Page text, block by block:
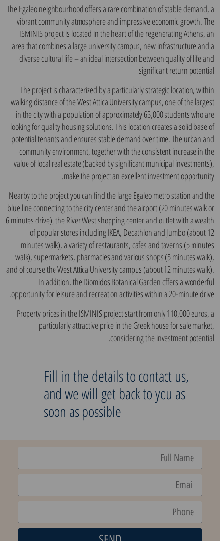
The Egaleo neighbourhood offers a rare combination of stable demand, a
vibrant community atmosphere and impressive economic growth. The
ISMINIS project is located in the heart of the regenerating Athens, an
area that combines a large university campus, new infrastructure and a
diverse cultural life – an ideal intersection between quality of life and
significant return potential.
The project is characterized by a particularly strategic location, within
walking distance of the West Attica University campus, one of the largest
in the city with a population of approximately 65,000 students who are
looking for quality housing solutions. This location creates a solid base of
potential tenants and ensures stable demand over time. The urban and
community environment, together with the consistent increase in the
value of local real estate (backed by significant municipal investments),
make the project an excellent investment opportunity.
Nearby to the project you can find the large Egaleo metro station and the
blue line connecting to the city center and the airport (20 minutes walk or
6 minutes drive), the River West shopping center and outlet with a wealth
of popular stores including IKEA, Decathlon and Jumbo (about 12
minutes walk), a variety of restaurants, cafes and taverns (5 minutes
walk), supermarkets, pharmacies and various shops (5 minutes walk),
and of course the West Attica University campus (about 12 minutes walk).
In addition, the Diomidos Botanical Garden offers a wonderful
opportunity for leisure and recreation activities within a 20-minute drive.
Property prices in the ISMINIS project start from only 110,000 euros, a
particularly attractive price in the Greek house for sale market,
considering the investment potential.
Fill in the details to contact us,
and we will get back to you as
soon as possible